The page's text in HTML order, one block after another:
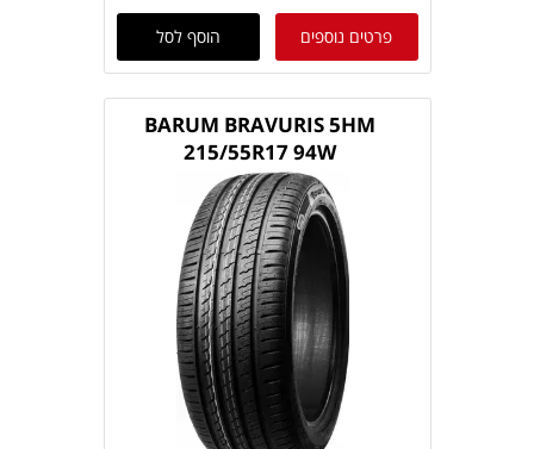
פרטים נוספים הוסף לסל
BARUM BRAVURIS 5HM
215/55R17 94W